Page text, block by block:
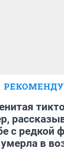
с редкой
в